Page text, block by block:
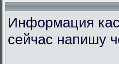
Информация
сейчас напишу